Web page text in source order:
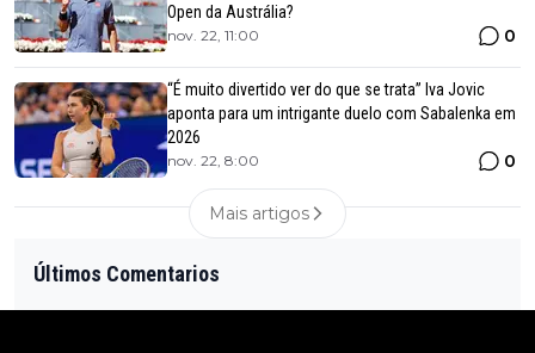
Open da Austrália?
nov. 22, 11:00 0
“É muito divertido ver do que se trata” Iva Jovic
aponta para um intrigante duelo com Sabalenka em
2026
nov. 22, 8:00 0
Mais artigos
Últimos Comentarios